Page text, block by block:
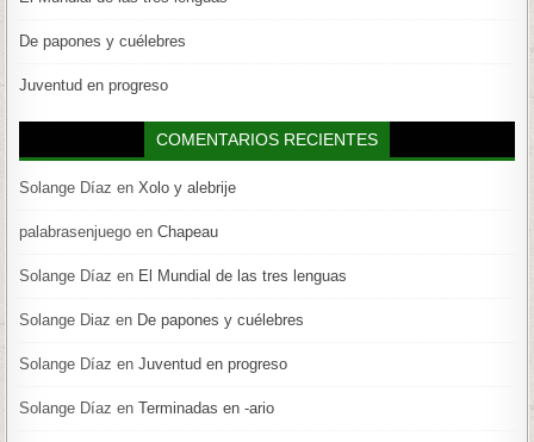
De papones y cuélebres
Juventud en progreso
COMENTARIOS RECIENTES
Solange Díaz enXolo y alebrije
palabrasenjuego enChapeau
Solange Díaz en El Mundial de las tres lenguas
Solange Diaz en De papones y cuélebres
Solange Díaz enJuventud en progreso
Solange Díaz enTerminadas en -ario